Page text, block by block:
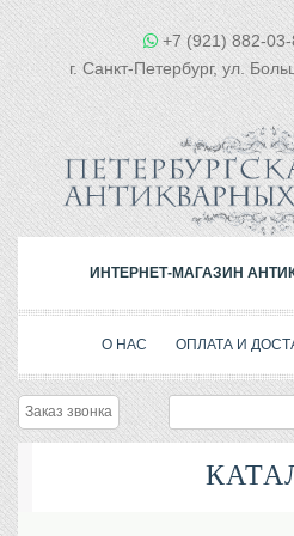
+7 (921) 882-
г. Санкт-Петербург, ул.
ИНТЕРНЕТ-МАГАЗИН
О НАС ОПЛАТА И
Заказ звонка